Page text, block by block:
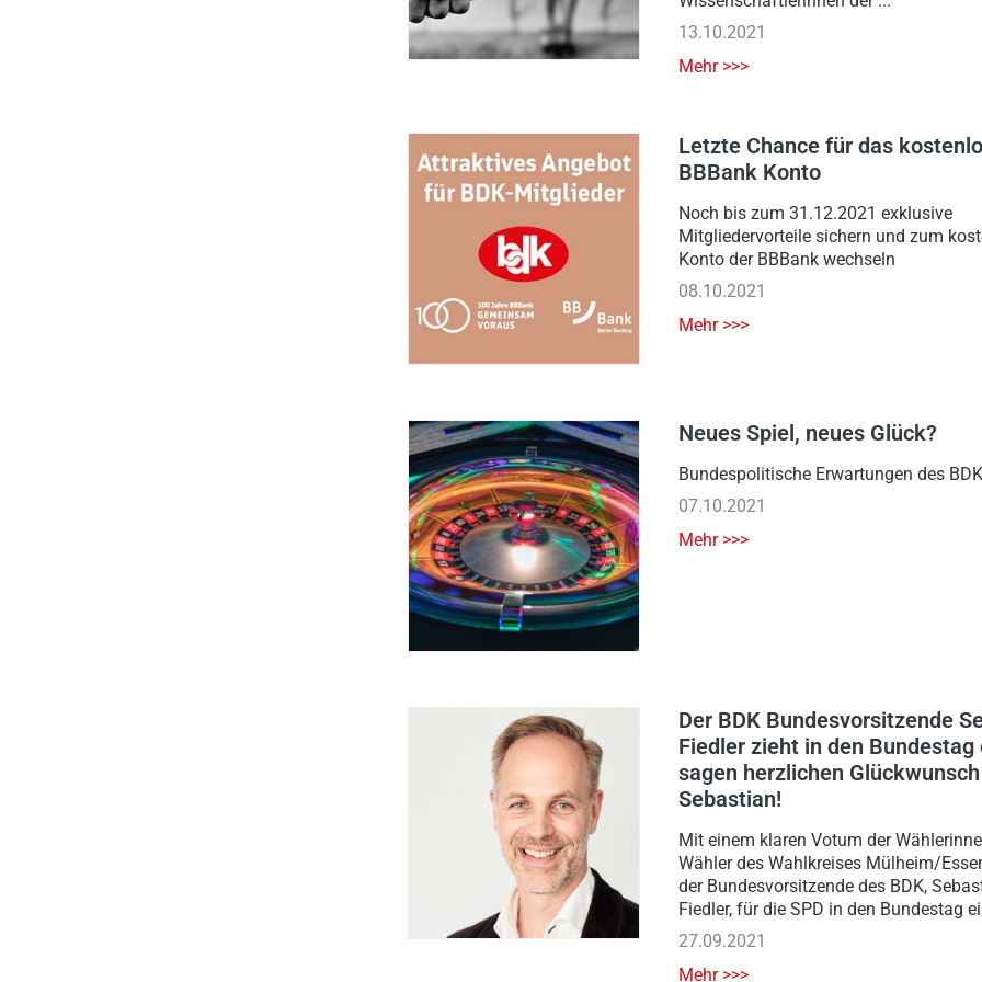
13.10.2021
Mehr >>>
Letzte Chance für das
BBBank Konto
Noch bis zum 31.12.2021 exklusive
Mitgliedervorteile sichern und zum
Konto der BBBank wechseln
08.10.2021
Mehr >>>
Neues Spiel, neues Glück?
Bundespolitische Erwartungen des
07.10.2021
Mehr >>>
Der BDK Bundesvorsitzende
Fiedler zieht in den Bundestag
sagen herzlichen Glückwunsch
Sebastian!
Mit einem klaren Votum der
Wähler des Wahlkreises Mülheim/
der Bundesvorsitzende des BDK,
Fiedler, für die SPD in den Bundestag
27.09.2021
Mehr >>>